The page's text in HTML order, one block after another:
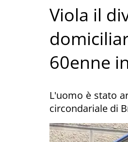
Viola il
60enne
L'uomo è stato
circondariale di